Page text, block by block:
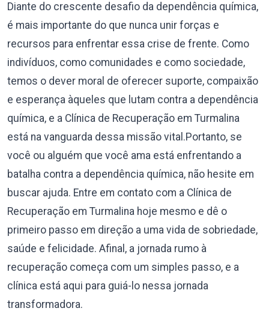
Diante do crescente desafio da dependência química,
é mais importante do que nunca unir forças e
recursos para enfrentar essa crise de frente. Como
indivíduos, como comunidades e como sociedade,
temos o dever moral de oferecer suporte, compaixão
e esperança àqueles que lutam contra a dependência
química, e a Clínica de Recuperação em Turmalina
está na vanguarda dessa missão vital.Portanto, se
você ou alguém que você ama está enfrentando a
batalha contra a dependência química, não hesite em
buscar ajuda. Entre em contato com a Clínica de
Recuperação em Turmalina hoje mesmo e dê o
primeiro passo em direção a uma vida de sobriedade,
saúde e felicidade. Afinal, a jornada rumo à
recuperação começa com um simples passo, e a
clínica está aqui para guiá-lo nessa jornada
transformadora.